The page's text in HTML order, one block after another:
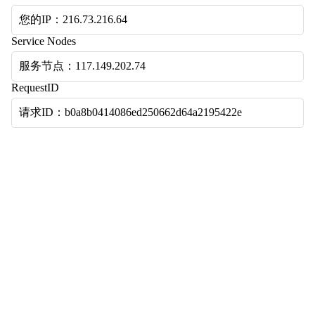
您的IP：216.73.216.64
Service Nodes
服务节点：117.149.202.74
RequestID
请求ID：b0a8b0414086ed250662d64a2195422e